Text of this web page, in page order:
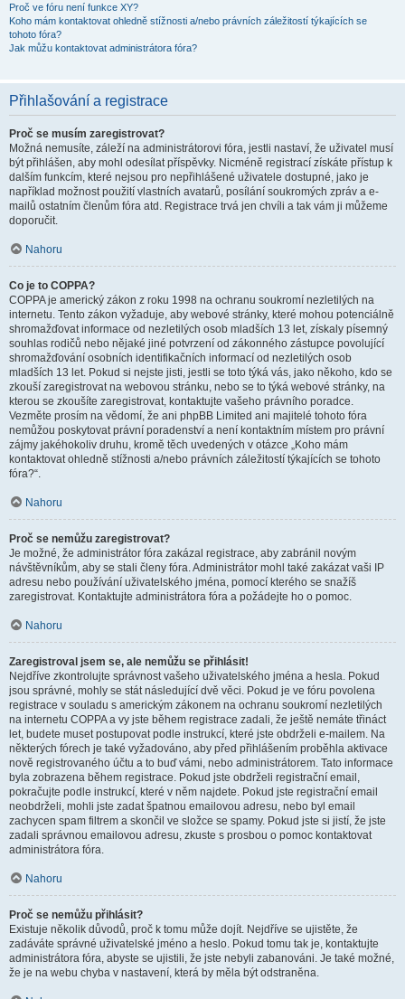
Proč ve fóru není funkce XY?
Koho mám kontaktovat ohledně stížnosti a/nebo právních záležitostí týkajících se
tohoto fóra?
Jak můžu kontaktovat administrátora fóra?
Přihlašování a registrace
Proč se musím zaregistrovat?
Možná nemusíte, záleží na administrátorovi fóra, jestli nastaví, že uživatel musí
být přihlášen, aby mohl odesílat příspěvky. Nicméně registrací získáte přístup k
dalším funkcím, které nejsou pro nepřihlášené uživatele dostupné, jako je
například možnost použití vlastních avatarů, posílání soukromých zpráv a e-
mailů ostatním členům fóra atd. Registrace trvá jen chvíli a tak vám ji můžeme
doporučit.
Nahoru
Co je to COPPA?
COPPA je americký zákon z roku 1998 na ochranu soukromí nezletilých na
internetu. Tento zákon vyžaduje, aby webové stránky, které mohou potenciálně
shromažďovat informace od nezletilých osob mladších 13 let, získaly písemný
souhlas rodičů nebo nějaké jiné potvrzení od zákonného zástupce povolující
shromažďování osobních identifikačních informací od nezletilých osob
mladších 13 let. Pokud si nejste jisti, jestli se toto týká vás, jako někoho, kdo se
zkouší zaregistrovat na webovou stránku, nebo se to týká webové stránky, na
kterou se zkoušíte zaregistrovat, kontaktujte vašeho právního poradce.
Vezměte prosím na vědomí, že ani phpBB Limited ani majitelé tohoto fóra
nemůžou poskytovat právní poradenství a není kontaktním místem pro právní
zájmy jakéhokoliv druhu, kromě těch uvedených v otázce „Koho mám
kontaktovat ohledně stížnosti a/nebo právních záležitostí týkajících se tohoto
fóra?“.
Nahoru
Proč se nemůžu zaregistrovat?
Je možné, že administrátor fóra zakázal registrace, aby zabránil novým
návštěvníkům, aby se stali členy fóra. Administrátor mohl také zakázat vaši IP
adresu nebo používání uživatelského jména, pomocí kterého se snažíš
zaregistrovat. Kontaktujte administrátora fóra a požádejte ho o pomoc.
Nahoru
Zaregistroval jsem se, ale nemůžu se přihlásit!
Nejdříve zkontrolujte správnost vašeho uživatelského jména a hesla. Pokud
jsou správné, mohly se stát následující dvě věci. Pokud je ve fóru povolena
registrace v souladu s americkým zákonem na ochranu soukromí nezletilých
na internetu COPPA a vy jste během registrace zadali, že ještě nemáte třináct
let, budete muset postupovat podle instrukcí, které jste obdrželi e-mailem. Na
některých fórech je také vyžadováno, aby před přihlášením proběhla aktivace
nově registrovaného účtu a to buď vámi, nebo administrátorem. Tato informace
byla zobrazena během registrace. Pokud jste obdrželi registrační email,
pokračujte podle instrukcí, které v něm najdete. Pokud jste registrační email
neobdrželi, mohli jste zadat špatnou emailovou adresu, nebo byl email
zachycen spam filtrem a skončil ve složce se spamy. Pokud jste si jistí, že jste
zadali správnou emailovou adresu, zkuste s prosbou o pomoc kontaktovat
administrátora fóra.
Nahoru
Proč se nemůžu přihlásit?
Existuje několik důvodů, proč k tomu může dojít. Nejdříve se ujistěte, že
zadáváte správné uživatelské jméno a heslo. Pokud tomu tak je, kontaktujte
administrátora fóra, abyste se ujistili, že jste nebyli zabanováni. Je také možné,
že je na webu chyba v nastavení, která by měla být odstraněna.